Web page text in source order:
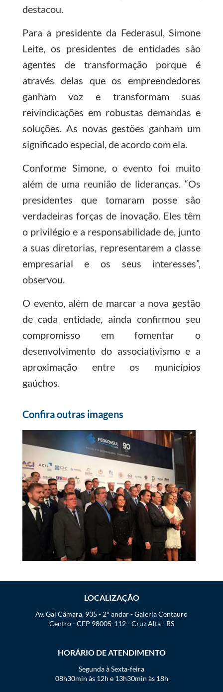
destacou.
Para a presidente da Federasul, Simone
Leite, os presidentes de entidades são
agentes de transformação porque é
através delas que os empreendedores
ganham voz e transformam suas
reivindicações em robustas demandas e
soluções. As novas gestões ganham um
significado especial, de acordo com ela.
Conforme Simone, o evento foi muito
além de uma reunião de lideranças. “Os
presidentes que tomaram posse são
verdadeiras forças de inovação. Eles têm
o privilégio e a responsabilidade de, junto
a suas diretorias, representarem a classe
empresarial e os seus interesses”,
observou.
O evento, além de marcar a nova gestão
de cada entidade, ainda confirmou seu
compromisso em fomentar o
desenvolvimento do associativismo e a
aproximação entre os municípios
gaúchos.
Confira outras imagens
LOCALIZAÇÃO
Av. Gal Câmara, 935 - 2° andar - Galeria Centauro
Centro - CEP 98005-112 - Cruz Alta - RS
HORÁRIO DE ATENDIMENTO
Segunda à Sexta-feira
08h30min às 12h e 13h30min às 18h